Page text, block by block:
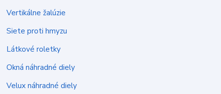
Vertikálne žalúzie
Siete proti hmyzu
Látkové roletky
Okná náhradné diely
Velux náhradné diely